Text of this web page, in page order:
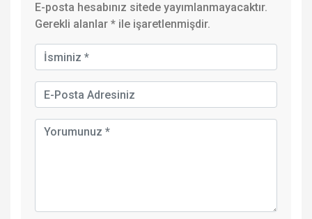
E-posta hesabınız sitede yayımlanmayacaktır.
Gerekli alanlar * ile işaretlenmişdir.